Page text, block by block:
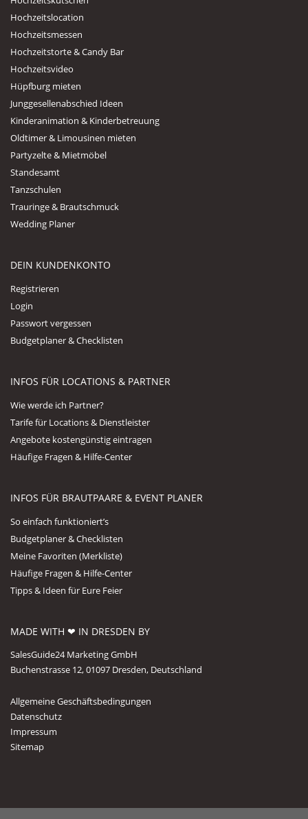
Hochzeitslocation
Hochzeitsmessen
Hochzeitstorte & Candy Bar
Hochzeitsvideo
Hüpfburg mieten
Junggesellenabschied Ideen
Kinderanimation & Kinderbetreuung
Oldtimer & Limousinen mieten
Partyzelte & Mietmöbel
Standesamt
Tanzschulen
Trauringe & Brautschmuck
Wedding Planer
DEIN KUNDENKONTO
Registrieren
Login
Passwort vergessen
Budgetplaner & Checklisten
INFOS FÜR LOCATIONS & PARTNER
Wie werde ich Partner?
Tarife für Locations & Dienstleister
Angebote kostengünstig eintragen
Häufige Fragen & Hilfe-Center
INFOS FÜR BRAUTPAARE & EVENT PLANER
So einfach funktioniert’s
Budgetplaner & Checklisten
Meine Favoriten (Merkliste)
Häufige Fragen & Hilfe-Center
Tipps & Ideen für Eure Feier
MADE WITH ❤ IN DRESDEN BY
SalesGuide24 Marketing GmbH
Buchenstrasse 12, 01097 Dresden, Deutschland
Allgemeine Geschäftsbedingungen
Datenschutz
Impressum
Sitemap